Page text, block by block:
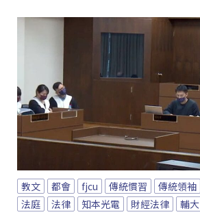
教文 都會 fjcu 傳統慣習 傳統領袖
法庭
法律 知本光電 財經法律 輔大